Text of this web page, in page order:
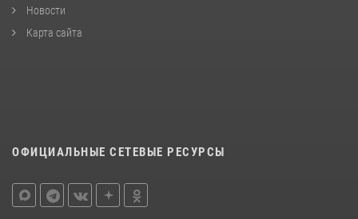
Новости
Карта сайта
ОФИЦИАЛЬНЫЕ СЕТЕВЫЕ РЕСУРСЫ